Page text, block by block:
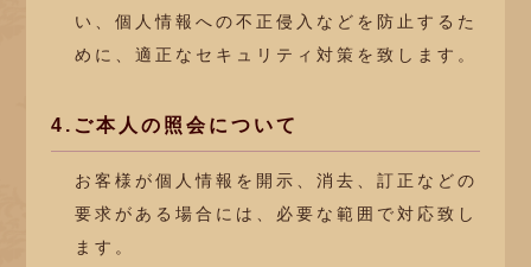
い、個人情報への不正侵入などを防止するた
めに、適正なセキュリティ対策を致します。
4.ご本人の照会について
お客様が個人情報を開示、消去、訂正などの
要求がある場合には、必要な範囲で対応致し
ます。